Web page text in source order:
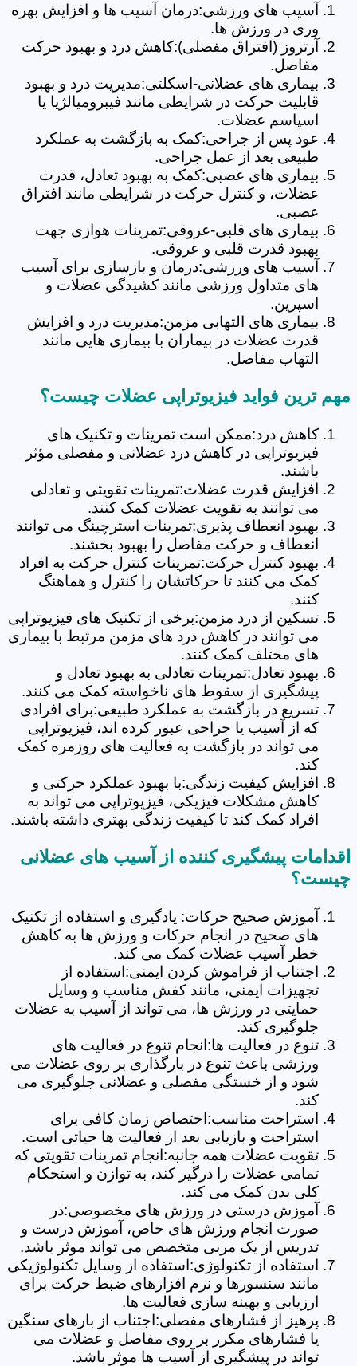
آسیب های ورزشی:درمان آسیب ها و افزایش بهره
وری در ورزش ها.
آرتروز (افتراق مفصلی):کاهش درد و بهبود حرکت
مفاصل.
بیماری های عضلانی-اسکلتی:مدیریت درد و بهبود
قابلیت حرکت در شرایطی مانند فیبرومیالژیا یا
اسپاسم عضلات.
عود پس از جراحی:کمک به بازگشت به عملکرد
طبیعی بعد از عمل جراحی.
بیماری های عصبی:کمک به بهبود تعادل، قدرت
عضلات، و کنترل حرکت در شرایطی مانند افتراق
عصبی.
بیماری های قلبی-عروقی:تمرینات هوازی جهت
بهبود قدرت قلبی و عروقی.
آسیب های ورزشی:درمان و بازسازی برای آسیب
های متداول ورزشی مانند کشیدگی عضلات و
اسپرین.
بیماری های التهابی مزمن:مدیریت درد و افزایش
قدرت عضلات در بیماران با بیماری هایی مانند
التهاب مفاصل.
مهم ترین فواید فیزیوتراپی عضلات چیست؟
کاهش درد:ممکن است تمرینات و تکنیک های
فیزیوتراپی در کاهش درد عضلانی و مفصلی مؤثر
باشند.
افزایش قدرت عضلات:تمرینات تقویتی و تعادلی
می توانند به تقویت عضلات کمک کنند.
بهبود انعطاف پذیری:تمرینات استرچینگ می توانند
انعطاف و حرکت مفاصل را بهبود بخشند.
بهبود کنترل حرکت:تمرینات کنترل حرکت به افراد
کمک می کنند تا حرکاتشان را کنترل و هماهنگ
کنند.
تسکین از درد مزمن:برخی از تکنیک های فیزیوتراپی
می توانند در کاهش درد های مزمن مرتبط با بیماری
های مختلف کمک کنند.
بهبود تعادل:تمرینات تعادلی به بهبود تعادل و
پیشگیری از سقوط های ناخواسته کمک می کنند.
تسریع در بازگشت به عملکرد طبیعی:برای افرادی
که از آسیب یا جراحی عبور کرده اند، فیزیوتراپی
می تواند در بازگشت به فعالیت های روزمره کمک
کند.
افزایش کیفیت زندگی:با بهبود عملکرد حرکتی و
کاهش مشکلات فیزیکی، فیزیوتراپی می تواند به
افراد کمک کند تا کیفیت زندگی بهتری داشته باشند.
اقدامات پیشگیری کننده از آسیب های عضلانی
چیست؟
آموزش صحیح حرکات: یادگیری و استفاده از تکنیک
های صحیح در انجام حرکات و ورزش ها به کاهش
خطر آسیب عضلات کمک می کند.
اجتناب از فراموش کردن ایمنی:استفاده از
تجهیزات ایمنی، مانند کفش مناسب و وسایل
حمایتی در ورزش ها، می تواند از آسیب به عضلات
جلوگیری کند.
تنوع در فعالیت ها:انجام تنوع در فعالیت های
ورزشی باعث تنوع در بارگذاری بر روی عضلات می
شود و از خستگی مفصلی و عضلانی جلوگیری می
کند.
استراحت مناسب:اختصاص زمان کافی برای
استراحت و بازیابی بعد از فعالیت ها حیاتی است.
تقویت عضلات همه جانبه:انجام تمرینات تقویتی که
تمامی عضلات را درگیر کند، به توازن و استحکام
کلی بدن کمک می کند.
آموزش درستی در ورزش های مخصوصی:در
صورت انجام ورزش های خاص، آموزش درست و
تدریس از یک مربی متخصص می تواند موثر باشد.
استفاده از تکنولوژی:استفاده از وسایل تکنولوژیکی
مانند سنسورها و نرم افزارهای ضبط حرکت برای
ارزیابی و بهینه سازی فعالیت ها.
پرهیز از فشارهای مفصلی:اجتناب از بارهای سنگین
یا فشارهای مکرر بر روی مفاصل و عضلات می
تواند در پیشگیری از آسیب ها موثر باشد.